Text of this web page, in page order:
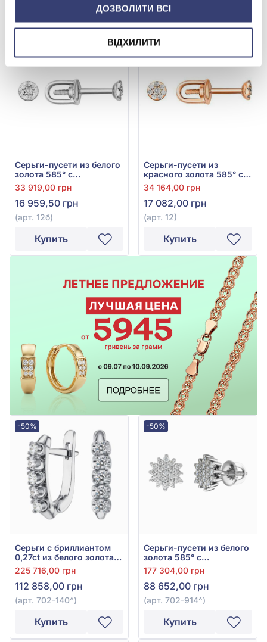
ДОЗВОЛИТИ ВСІ
ВІДХИЛИТИ
Купить
Серьги-пусети из белого
золота 585° с
бриллиантом 0,084ct,
арт. 12б
33 919,00 грн
16 959,50 грн
(арт. 12б)
Купить
-50%
Серьги-пусети из
красного золота 585° с
бриллиантом 0,084ct,
арт. 12
34 164,00 грн
17 082,00 грн
(арт. 12)
Купить
-50%
Серьги с бриллиантом
0,27ct из белого золота
585°, арт. 702-140
225 716,00 грн
112 858,00 грн
(арт. 702-140^)
Купить
-50%
Серьги-пусети из белого
золота 585° с
бриллиантом 0,41ct, арт.
702-914
177 304,00 грн
88 652,00 грн
(арт. 702-914^)
Купить